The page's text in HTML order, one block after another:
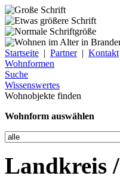
Startseite | Partner| Kontakt
Wohnformen
Suche
Wissenswertes
Wohnobjekte finden
Wohnform auswählen
Landkreis